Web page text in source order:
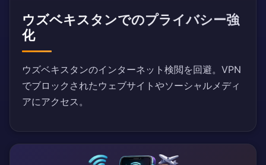
ウズベキスタンでのプライバシー強
化
ウズベキスタンのインターネット検閲を回避。VPN
でブロックされたウェブサイトやソーシャルメディ
アにアクセス。